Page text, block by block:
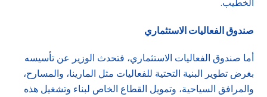
صندوق الفعاليات الاستثماري
أما صندوق الفعاليات الاستثماري، فتحدث الوزير عن تأسيسه
بغرض تطوير البنية التحتية للفعاليات مثل المارينا، والمسارح،
والمرافق السياحية، وتمويل القطاع الخاص لبناء وتشغيل هذه